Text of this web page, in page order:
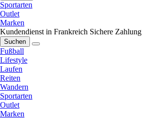
Sportarten
Outlet
Marken
Kundendienst in Frankreich Sichere Zahlung
Suchen
Fußball
Lifestyle
Laufen
Reiten
Wandern
Sportarten
Outlet
Marken